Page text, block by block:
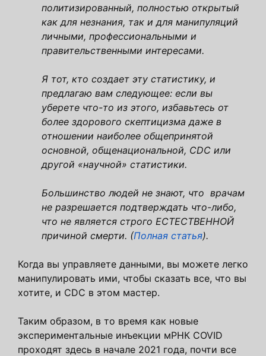
политизированный, полностью открытый
как для незнания, так и для манипуляций
личными, профессиональными и
правительственными интересами.
Я тот, кто создает эту статистику, и
предлагаю вам следующее: если вы
уберете что-то из этого, избавьтесь от
более здорового скептицизма даже в
отношении наиболее общепринятой
основной, общенациональной, CDC или
другой «научной» статистики.
Большинство людей не знают, что врачам
не разрешается подтверждать что-либо,
что не является строго ЕСТЕСТВЕННОЙ
причиной смерти. (Полная статья).
Когда вы управляете данными, вы можете легко
манипулировать ими, чтобы сказать все, что вы
хотите, и CDC в этом мастер.
Таким образом, в то время как новые
экспериментальные инъекции мРНК COVID
проходят здесь в начале 2021 года, почти все